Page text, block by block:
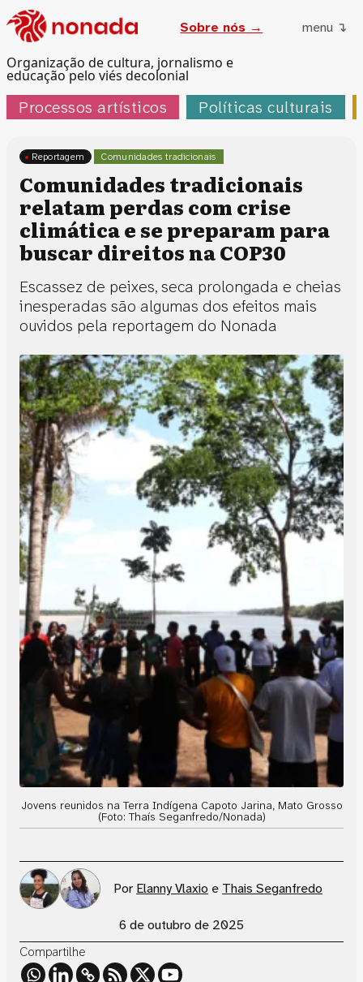
Organização de cultura, jornalismo e
educação pelo viés decolonial
Sobre nós → menu ↴
Processos artísticos Políticas culturais
Comunidades tradicionais
Reportagem
Comunidades tradicionais
relatam perdas com crise
climática e se preparam para
buscar direitos na COP30
Escassez de peixes, seca prolongada e cheias
inesperadas são algumas dos efeitos mais
ouvidos pela reportagem do Nonada
Jovens reunidos na Terra Indígena Capoto Jarina, Mato Grosso
(Foto: Thaís Seganfredo/Nonada)
Por Elanny Vlaxio e Thais Seganfredo
6 de outubro de 2025
Compartilhe